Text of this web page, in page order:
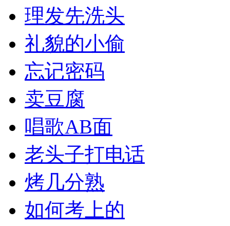
理发先洗头
礼貌的小偷
忘记密码
卖豆腐
唱歌AB面
老头子打电话
烤几分熟
如何考上的